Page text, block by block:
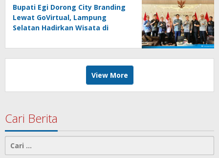
Bupati Egi Dorong City Branding
Lewat GoVirtual, Lampung
Selatan Hadirkan Wisata di
View More
Cari Berita
untuk: